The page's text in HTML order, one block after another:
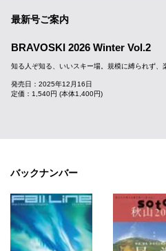
最新号ご案内
BRAVOSKI 2026 Winter Vol.2
知る人ぞ知る、いいスキー場。規模に縛られず、
発売日：2025年12月16日
定価：1,540円 (本体1,400円)
バックナンバー